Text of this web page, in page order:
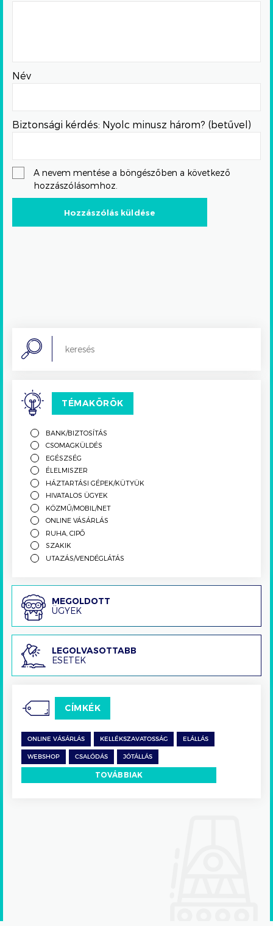
Név
Biztonsági kérdés: Nyolc minusz három? (betűvel)
A nevem mentése a böngészőben a következő
hozzászólásomhoz.
Search
TÉMAKÖRÖK
BANK/BIZTOSÍTÁS
CSOMAGKÜLDÉS
EGÉSZSÉG
ÉLELMISZER
HÁZTARTÁSI GÉPEK/KÜTYÜK
HIVATALOS ÜGYEK
KÖZMŰ/MOBIL/NET
ONLINE VÁSÁRLÁS
RUHA, CIPŐ
SZAKIK
UTAZÁS/VENDÉGLÁTÁS
Megoldott
ügyek
MEGOLDOTT
ÜGYEK
Legolvasottabb
esetek
LEGOLVASOTTABB
ESETEK
CÍMKÉK
ONLINE VÁSÁRLÁS KELLÉKSZAVATOSSÁG ELÁLLÁS
WEBSHOP CSALÓDÁS JÓTÁLLÁS
TOVÁBBIAK